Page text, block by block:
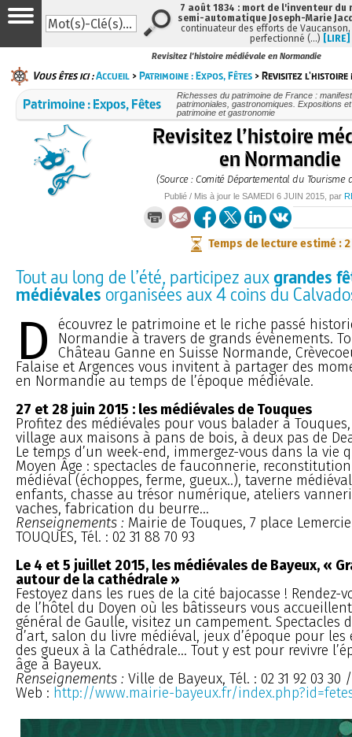
Revisitez l'histoire médiévale en Normandie
Vous êtes ici :Accueil >Patrimoine : Expos, Fêtes > Revisitez l'histoire
Patrimoine : Expos, Fêtes
Richesses du patrimoine de France :
patrimoniales, gastronomiques. Expositions
patrimoine et gastronomie
Revisitez l’histoire
en Normandie
(Source : Comité Départemental du Tourisme
Publié / Mis à jour le SAMEDI 6 JUIN 2015 , par
Temps de lecture estimé : 2
Tout au long de l’été, participez auxgrandes
médiévalesorganisées aux 4 coins du
D
écouvrez le patrimoine et le riche passé
Normandie à travers de grands évènements.
Château Ganne en Suisse Normande,
Falaise et Argences vous invitent à partager des
en Normandie au temps de l’époque médiévale.
27 et 28 juin 2015 : les médiévales de Touques
Profitez des médiévales pour vous balader à
village aux maisons à pans de bois, à deux pas de
Le temps d’un week-end, immergez-vous dans la vie
Moyen Âge : spectacles de fauconnerie,
médiéval (échoppes, ferme, gueux..), taverne
enfants, chasse au trésor numérique, ateliers
vaches, fabrication du beurre...
Renseignements : Mairie de Touques, 7 place
TOUQUES, Tél. : 02 31 88 70 93
Le 4 et 5 juillet 2015, les médiévales de Bayeux, «
autour de la cathédrale »
Festoyez dans les rues de la cité bajocasse ! Rendez-
de l’hôtel du Doyen où les bâtisseurs vous
général de Gaulle, visitez un campement. Spectacles
d’art, salon du livre médiéval, jeux d’époque pour les
des gueux à la Cathédrale... Tout y est pour revivre
âge à Bayeux.
Renseignements : Ville de Bayeux, Tél. : 02 31 92 03 30
Web : http://www.mairie-bayeux.fr/
7 août 1834 : mort de l'inventeur du
semi-automatique Joseph-Marie
continuateur des efforts de Vaucanson,
perfectionné (…) [LIRE]